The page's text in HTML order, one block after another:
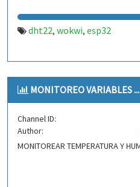
dht22, wokwi, esp32
MONITOREO VARIABLES ...
Channel ID:
Author:
MONITOREAR TEMPERATURA Y